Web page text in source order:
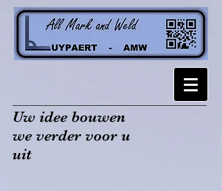
Uw idee bouwen
we verder voor u
uit